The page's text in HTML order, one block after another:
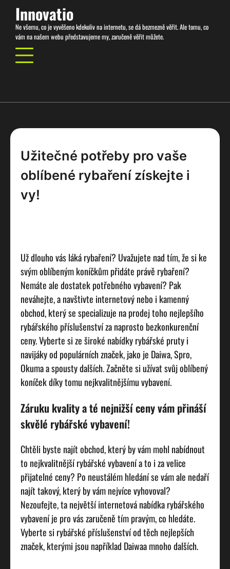
content
Innovatio
Ne všemu, co je vyvěšeno kdekoliv na internetu, se dá bezmezně věřit. Ale tomu, co
vám na našem webu představujeme my, zaručeně věřit můžete.
Užitečné potřeby pro vaše
oblíbené rybaření získejte i
vy!
Už dlouho vás láká rybaření? Uvažujete nad tím, že si ke
svým oblíbeným koníčkům přidáte právě rybaření?
Nemáte ale dostatek potřebného vybavení? Pak
neváhejte, a navštivte internetový nebo i kamenný
obchod, který se specializuje na prodej toho nejlepšího
rybářského příslušenství za naprosto bezkonkurenční
ceny. Vyberte si ze široké nabídky rybářské pruty i
navijáky od populárních značek, jako je Daiwa, Spro,
Okuma a spousty dalších. Začněte si užívat svůj oblíbený
koníček díky tomu nejkvalitnějšímu vybavení.
Záruku kvality a té nejnižší ceny vám přináší
skvělé rybářské vybavení!
Chtěli byste najít obchod, který by vám mohl nabídnout
to nejkvalitnější rybářské vybavení a to i za velice
přijatelné ceny? Po neustálém hledání se vám ale nedaří
najít takový, který by vám nejvíce vyhovoval?
Nezoufejte, ta největší internetová nabídka rybářského
vybavení je pro vás zaručeně tím pravým, co hledáte.
Vyberte si rybářské příslušenství od těch nejlepších
značek, kterými jsou například Daiwaa mnoho dalších.